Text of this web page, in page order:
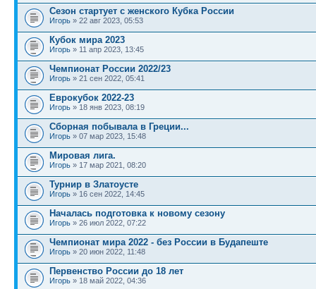
Сезон стартует с женского Кубка России
Игорь » 22 авг 2023, 05:53
Кубок мира 2023
Игорь » 11 апр 2023, 13:45
Чемпионат России 2022/23
Игорь » 21 сен 2022, 05:41
Еврокубок 2022-23
Игорь » 18 янв 2023, 08:19
Сборная побывала в Греции...
Игорь » 07 мар 2023, 15:48
Мировая лига.
Игорь » 17 мар 2021, 08:20
Турнир в Златоусте
Игорь » 16 сен 2022, 14:45
Началась подготовка к новому сезону
Игорь » 26 июл 2022, 07:22
Чемпионат мира 2022 - без России в Будапеште
Игорь » 20 июн 2022, 11:48
Первенство России до 18 лет
Игорь » 18 май 2022, 04:36